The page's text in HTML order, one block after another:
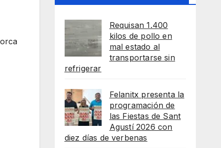
Requisan 1.400
kilos de pollo en
mal estado al
transportarse sin
refrigerar
Felanitx presenta la
programación de
las Fiestas de Sant
Agustí 2026 con
diez días de verbenas